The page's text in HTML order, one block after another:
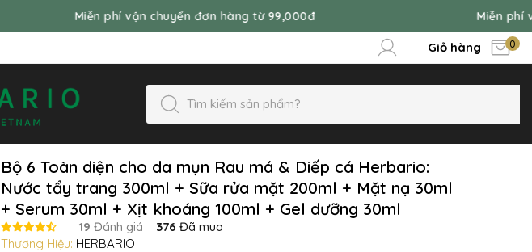
Miễn phí vận chuyển đơn hàng từ 99,000đ Miễn phí vận chuyển
Giỏ hàng 0
Bộ 6 Toàn diện cho da mụn Rau má & Diếp cá Herbario:
Nước tẩy trang 300ml + Sữa rửa mặt 200ml + Mặt nạ 30ml
+ Serum 30ml + Xịt khoáng 100ml + Gel dưỡng 30ml
19 Đánh giá 376 Đã mua
Thương Hiệu: HERBARIO